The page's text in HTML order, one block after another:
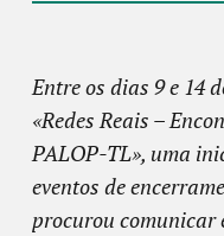
Entre os dias 9 e 14
«Redes Reais –
PALOP-TL», uma
eventos de
procurou comunicar